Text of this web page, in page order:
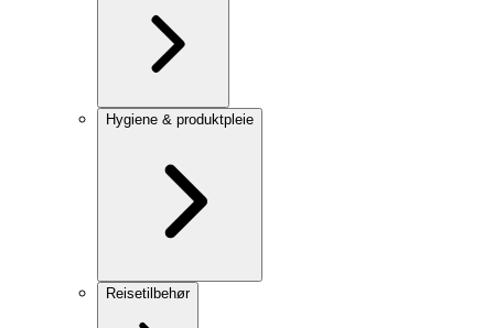
Hygiene & produktpleie
Reisetilbehør